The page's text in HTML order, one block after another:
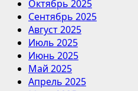
Октябрь 2025
Сентябрь 2025
Август 2025
Июль 2025
Июнь 2025
Май 2025
Апрель 2025